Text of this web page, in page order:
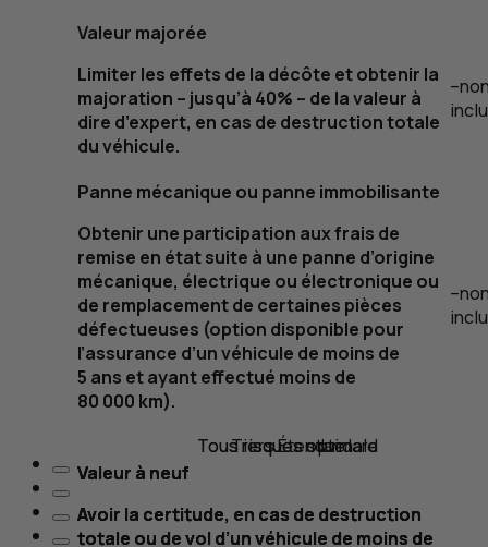
Valeur majorée
Limiter les effets de la décôte et obtenir la
majoration – jusqu’à 40% – de la valeur à
dire d’expert, en cas de destruction totale
du véhicule.
–
Panne mécanique ou panne immobilisante
Obtenir une participation aux frais de
remise en état suite à une panne d’origine
mécanique, électrique ou électronique ou
de remplacement de certaines pièces
défectueuses (option disponible pour
l’assurance d’un véhicule de moins de
5 ans et ayant effectué moins de
80 000 km).
–
Tiers Étendue
Valeur à neuf
Avoir la certitude, en cas de destruction
totale ou de vol d’un véhicule de moins de
Tous risques standard
Valeur à neuf
Avoir la certitude, en cas de destruction
totale ou de vol d’un véhicule de moins de
Tous risques optimale
Valeur à neuf
Avoir la certitude, en cas de destruction
totale ou de vol d’un véhicule de moins de